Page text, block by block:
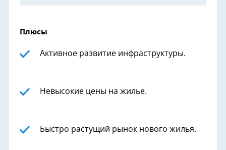
Плюсы
Активное развитие инфраструктуры.
Невысокие цены на жилье.
Быстро растущий рынок нового жилья.